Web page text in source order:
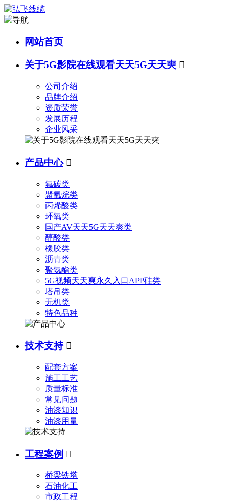
网站首页
关于5G影院在线观看天天5G天天奭 
公司介绍
品牌介绍
资质荣誉
发展历程
企业风采
产品中心 
氟碳类
聚氧烷类
丙烯酸类
环氧类
国产AV天天5G天天爽类
醇酸类
橡胶类
沥青类
聚氨酯类
5G视频天天爽永久入口APP硅类
塔吊类
无机类
特色品种
技术支持 
配套方案
施工工艺
质量标准
常见问题
油漆知识
油漆用量
工程案例 
桥梁铁塔
石油化工
市政工程